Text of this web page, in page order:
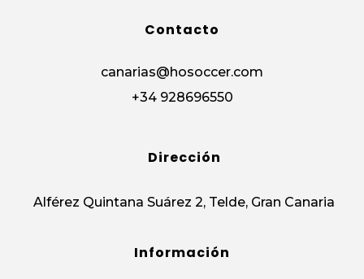
Contacto
canarias@hosoccer.com
+34 928696550
Dirección
Alférez Quintana Suárez 2, Telde, Gran Canaria
Información